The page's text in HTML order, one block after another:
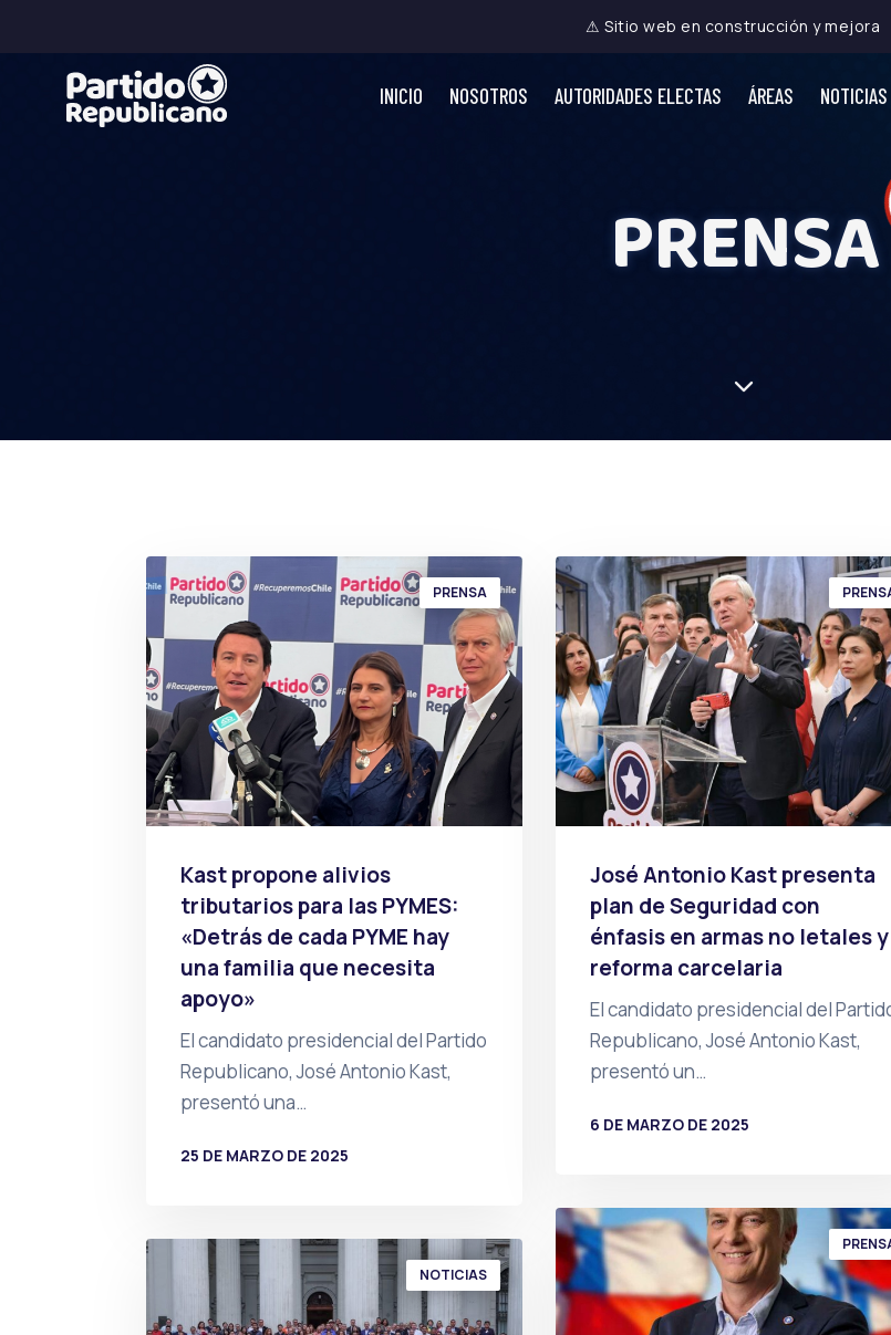
⚠ Sitio web en construcción y mejora
INICIO NOSOTROS AUTORIDADES ELECTAS ÁREAS NOTICIAS
PRENSA
PRENSA
Kast propone alivios
tributarios para las PYMES:
«Detrás de cada PYME hay
una familia que necesita
apoyo»
El candidato presidencial del Partido
Republicano, José Antonio Kast,
presentó una…
25 DE MARZO DE 2025
José Antonio Kast presenta
plan de Seguridad con
énfasis en armas no letales y
reforma carcelaria
El candidato presidencial del
Republicano, José Antonio Kast,
presentó un…
6 DE MARZO DE 2025
NOTICIAS